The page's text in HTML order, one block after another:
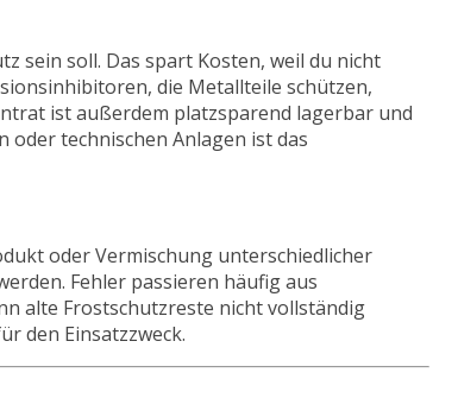
sein soll. Das spart Kosten, weil du nicht
die Metallteile schützen,
ist außerdem platzsparend lagerbar und
technischen Anlagen ist das
oder Vermischung unterschiedlicher
Fehler passieren häufig aus
alte Frostschutzreste nicht vollständig
den Einsatzzweck.